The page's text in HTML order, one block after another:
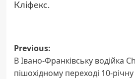
Кліфекс.
Post
navigation
Previous:
В Івано-Франківську водійка
пішохідному переході 10-